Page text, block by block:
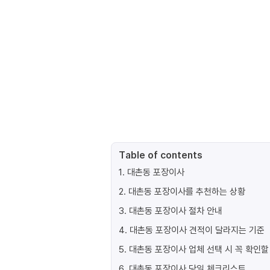
Table of contents
1. 대촌동 포장이사
2. 대촌동 포장이사를 추천하는 상황
3. 대촌동 포장이사 절차 안내
4. 대촌동 포장이사 견적이 달라지는 기준
5. 대촌동 포장이사 업체 선택 시 꼭 확인